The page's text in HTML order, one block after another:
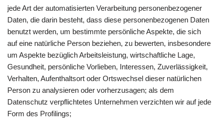
jede Art der automatisierten Verarbeitung personenbezogener
Daten, die darin besteht, dass diese personenbezogenen Daten
benutzt werden, um bestimmte persönliche Aspekte, die sich
auf eine natürliche Person beziehen, zu bewerten, insbesondere
um Aspekte bezüglich Arbeitsleistung, wirtschaftliche Lage,
Gesundheit, persönliche Vorlieben, Interessen, Zuverlässigkeit,
Verhalten, Aufenthaltsort oder Ortswechsel dieser natürlichen
Person zu analysieren oder vorherzusagen; als dem
Datenschutz verpflichtetes Unternehmen verzichten wir auf jede
Form des Profilings;